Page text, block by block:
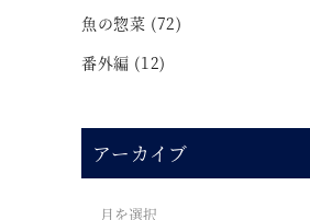
魚の惣菜 (72)
番外編 (12)
アーカイブ